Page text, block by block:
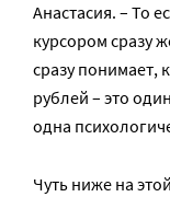
Анастасия. – То
курсором сразу
сразу понимает,
рублей – это
одна
Чуть ниже на